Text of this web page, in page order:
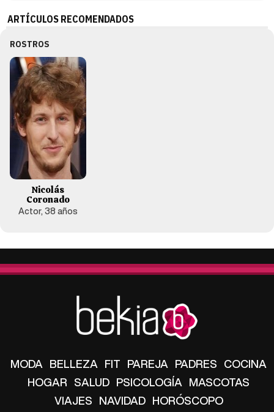
ARTÍCULOS RECOMENDADOS
ROSTROS
Nicolás
Coronado
Actor, 38 años
MODA BELLEZA FIT PAREJA PADRES COCINA
HOGAR SALUD PSICOLOGÍA MASCOTAS
VIAJES NAVIDAD HORÓSCOPO